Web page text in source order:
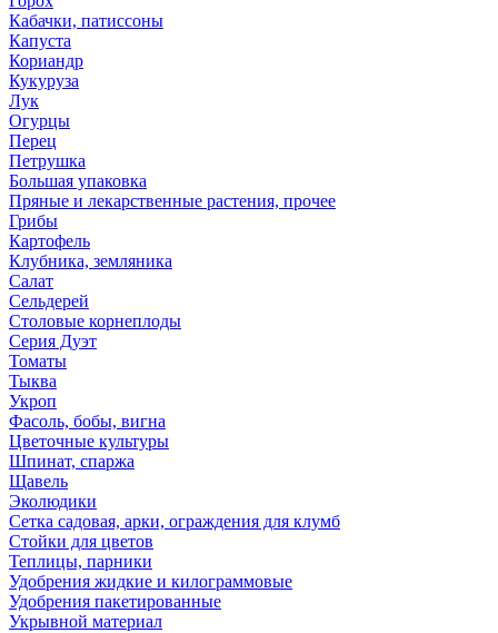
Кабачки, патиссоны
Капуста
Кориандр
Кукуруза
Лук
Огурцы
Перец
Петрушка
Большая упаковка
Пряные и лекарственные растения, прочее
Грибы
Картофель
Клубника, земляника
Салат
Сельдерей
Столовые корнеплоды
Серия Дуэт
Томаты
Тыква
Укроп
Фасоль, бобы, вигна
Цветочные культуры
Шпинат, спаржа
Щавель
Эколюдики
Сетка садовая, арки, ограждения для клумб
Стойки для цветов
Теплицы, парники
Удобрения жидкие и килограммовые
Удобрения пакетированные
Укрывной материал